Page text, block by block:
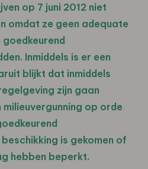
op 7 juni 2012 niet
omdat ze geen adequate
Inmiddels is er een
blijkt dat inmiddels
zijn gaan
op orde
is gekomen of
hebben beperkt.